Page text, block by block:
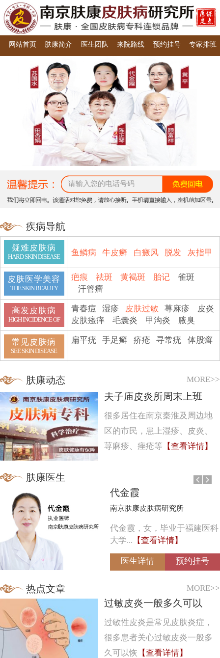
网站首页 肤康简介 医生团队 来院路线 预约挂号 专家排班
疾病导航
疑难皮肤病
HARD SKIN DISEASE 鱼鳞病 牛皮癣 白癜风 脱发 灰指甲
皮肤医学美容
THE SKIN BEAUTY
疤痕 祛斑 黄褐斑 胎记
雀斑
汗管瘤
高发皮肤病
HIGH INCIDENCE OF
青春痘 湿疹 皮肤过敏 荨麻疹
皮炎
皮肤瘙痒
毛囊炎 甲沟炎 腋臭
常见皮肤病
SEE SKIN DISEASE
扁平疣 手足癣 疥疮 寻常疣 体股癣
肤康动态 MORE>>
夫子庙皮炎所周末上班
很多居住在南京秦淮及周边地
区的市民，患上湿疹、皮炎、
荨麻疹、痤疮等 【查看详情】
代金霞
南京肤康皮肤病研究所
代金霞，女，毕业于福建医科
大学... 【查看详情】
医生详情 预约挂号
肤康医生
热点文章 MORE>>
过敏皮炎一般多久可以
过敏性皮炎是常见皮肤炎症，
很多患者关心过敏皮炎一般多
久可以恢 【查看详情】